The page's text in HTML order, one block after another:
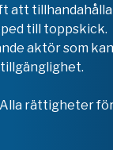
att
till toppskick.
aktör som
rättigheter